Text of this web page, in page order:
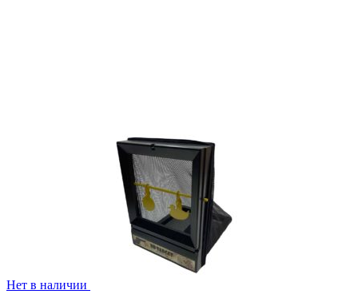
Нет в наличии